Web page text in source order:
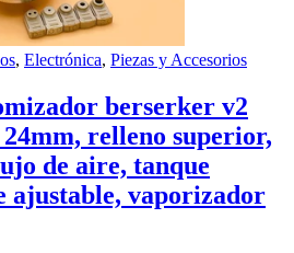
, Electrónica, Piezas y Accesorios
berserker v2
relleno superior,
de aire, tanque
ajustable, vaporizador